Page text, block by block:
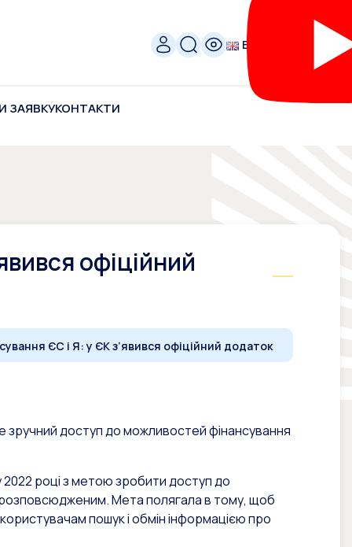
ENG
ЗАЯВКУКОНТАКТИ
офіційний
ЄС і Я: у ЄК з’явився офіційний додаток
зручний доступ до можливостей фінансування
2022 році з метою зробити доступ до
Мета полягала в тому, щоб
пошук і обмін інформацією про